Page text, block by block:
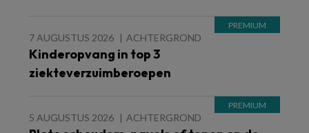
7 AUGUSTUS 2026 ACHTERGROND
Kinderopvang in top 3
ziekteverzuimberoepen
5 AUGUSTUS 2026 ACHTERGROND